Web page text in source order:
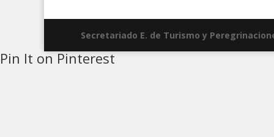
Secretariado E. de Turismo y
Pin It on Pinterest